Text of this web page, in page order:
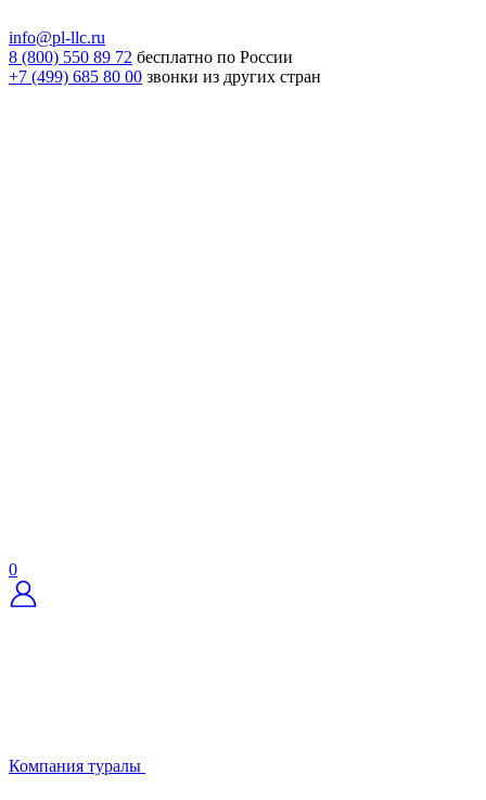
info@pl-llc.ru
8 (800) 550 89 72 бесплатно по России
+7 (499) 685 80 00 звонки из других стран
0
Компания туралы